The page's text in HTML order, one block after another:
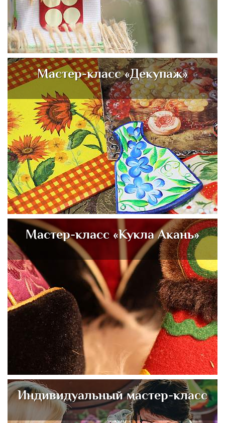
Мастер-класс «Декупаж»
Мастер-класс «Кукла Акань»
Индивидуальный мастер-класс